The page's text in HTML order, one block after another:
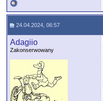
24.04.2024, 06:57
Adagiio
Zakonserwowany